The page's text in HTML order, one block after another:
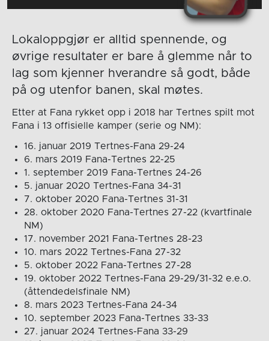
Lokaloppgjør er alltid spennende, og
øvrige resultater er bare å glemme når to
lag som kjenner hverandre så godt, både
på og utenfor banen, skal møtes.
Etter at Fana rykket opp i 2018 har Tertnes spilt mot
Fana i 13 offisielle kamper (serie og NM):
16. januar 2019 Tertnes-Fana 29-24
6. mars 2019 Fana-Tertnes 22-25
1. september 2019 Fana-Tertnes 24-26
5. januar 2020 Tertnes-Fana 34-31
7. oktober 2020 Fana-Tertnes 31-31
28. oktober 2020 Fana-Tertnes 27-22 (kvartfinale
NM)
17. november 2021 Fana-Tertnes 28-23
10. mars 2022 Tertnes-Fana 27-32
5. oktober 2022 Fana-Tertnes 27-28
19. oktober 2022 Tertnes-Fana 29-29/31-32 e.e.o.
(åttendedelsfinale NM)
8. mars 2023 Tertnes-Fana 24-34
10. september 2023 Fana-Tertnes 33-33
27. januar 2024 Tertnes-Fana 33-29